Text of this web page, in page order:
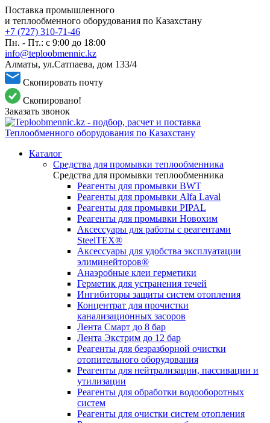
Поставка промышленного
и теплообменного оборудования по Казахстану
+7 (727) 310-71-46
Пн. - Пт.: с 9:00 до 18:00
info@teploobmennic.kz
Алматы, ул.Сатпаева, дом 133/4
Скопировать почту
Скопировано!
Заказать звонок
Каталог
Средства для промывки теплообменника
Средства для промывки теплообменника
Реагенты для промывки BWT
Реагенты для промывки Alfa Laval
Реагенты для промывки PIPAL
Реагенты для промывки Новохим
Аксессуары для работы с реагентами
SteelTEX®
Аксессуары для удобства эксплуатации
элиминейторов®
Анаэробные клеи герметики
Герметик для устранения течей
Ингибиторы защиты систем отопления
Концентрат для прочистки
канализационных засоров
Лента Смарт до 8 бар
Лента Экстрим до 12 бар
Реагенты для безразборной очистки
отопительного оборудования
Реагенты для нейтрализации, пассивации и
утилизации
Реагенты для обработки водооборотных
систем
Реагенты для очистки систем отопления